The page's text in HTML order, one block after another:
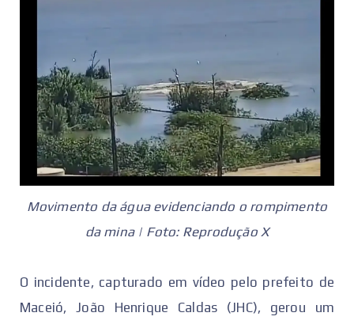
Movimento da água evidenciando o rompimento
da mina | Foto: Reprodução X
O incidente, capturado em vídeo pelo prefeito de
Maceió, João Henrique Caldas (JHC), gerou um